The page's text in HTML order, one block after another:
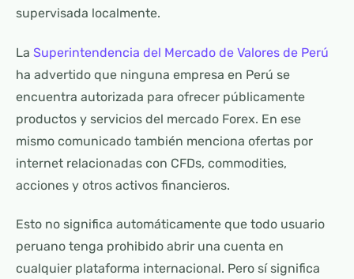
supervisada localmente.
La Superintendencia del Mercado de Valores de Perú
ha advertido que ninguna empresa en Perú se
encuentra autorizada para ofrecer públicamente
productos y servicios del mercado Forex. En ese
mismo comunicado también menciona ofertas por
internet relacionadas con CFDs, commodities,
acciones y otros activos financieros.
Esto no significa automáticamente que todo usuario
peruano tenga prohibido abrir una cuenta en
cualquier plataforma internacional. Pero sí significa